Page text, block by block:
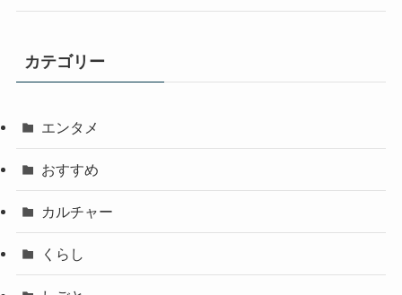
カテゴリー
エンタメ
おすすめ
カルチャー
くらし